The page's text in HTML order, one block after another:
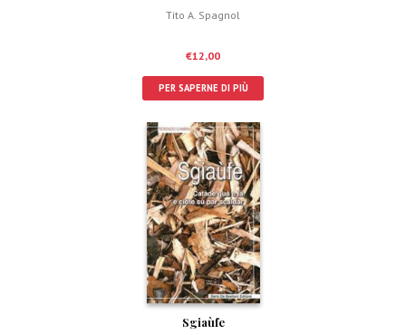
Tito A. Spagnol
€12,00
PER SAPERNE DI PIÙ
Sgiaùfe